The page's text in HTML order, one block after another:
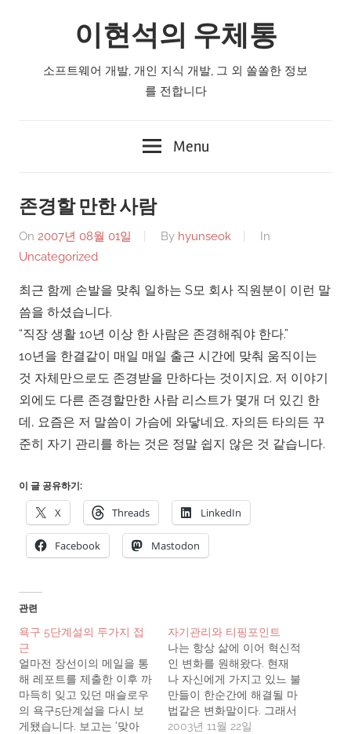
이현석의 우체통
소프트웨어 개발, 개인 지식 개발, 그 외 쏠쏠한 정보
를 전합니다
Menu
존경할 만한 사람
On 2007년 08월 01일 By hyunseok
In
Uncategorized
최근 함께 손발을 맞춰 일하는 S모 회사 직원분이 이런 말
씀을 하셨습니다.
“직장 생활 10년 이상 한 사람은 존경해줘야 한다.”
10년을 한결같이 매일 매일 출근 시간에 맞춰 움직이는
것 자체만으로도 존경받을 만하다는 것이지요. 저 이야기
외에도 다른 존경할만한 사람 리스트가 몇개 더 있긴 한
데, 요즘은 저 말씀이 가슴에 와닿네요. 자의든 타의든 꾸
준히 자기 관리를 하는 것은 정말 쉽지 않은 것 같습니다.
이 글 공유하기:
X Threads LinkedIn
Facebook Mastodon
관련
욕구 5단계설의 두가지 접
근
얼마전 장선이의 메일을 통
해 레포트를 제출한 이후 까
마득히 잊고 있던 매슬로우
의 욕구5단계설을 다시 보
게됐습니다. 보고는 '맞아
자기관리와 티핑포인트
나는 항상 삶에 이어 혁신적
인 변화를 원해왔다. 현재
나 자신에게 가지고 있느 불
만들이 한순간에 해결될 마
법같은 변화말이다. 그래서
자기관리에 관한 책이나, 자
2003년 11월 22일